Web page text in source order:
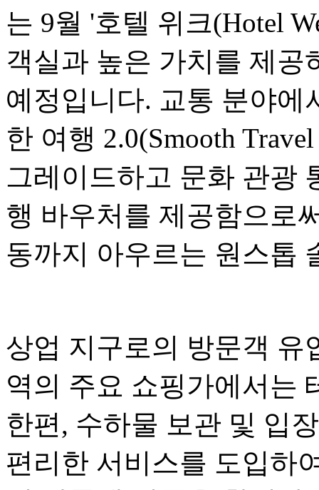
는 9월 '호텔 위크(Hotel
객실과 높은 가치를 제
예정입니다. 교통 분야
한 여행 2.0(Smooth
그레이드하고 문화 관광
행 바우처를 제공함으로
동까지 아우르는 원스톱
상업 지구로의 방문객 유
역의 주요 쇼핑가에서는
한편, 수하물 보관 및 입
편리한 서비스를 도입하